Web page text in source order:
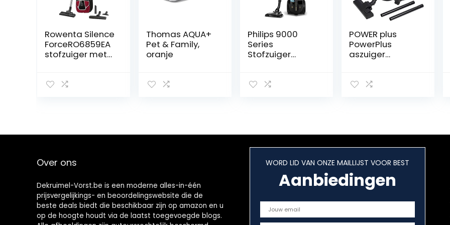
Rowenta Silence
ForceRO6859EA
stofzuiger met
Thomas AQUA+
Pet & Family,
oranje
Philips 9000
Series
Stofzuiger
Vermogen, Voor
Mondstuk
(Xb9154/09)
POWER plus
PowerPlus
aszuiger
Over ons
Dekruimel-Vorst.be is een moderne alles-in-één
prijsvergelijkings- en beoordelingswebsite die de
beste deals biedt die beschikbaar zijn op amazon en u
op de hoogte houdt via de laatst toegevoegde blogs.
WORD LID VAN ONZE MAILLIJST VOOR BEST
Aanbiedingen